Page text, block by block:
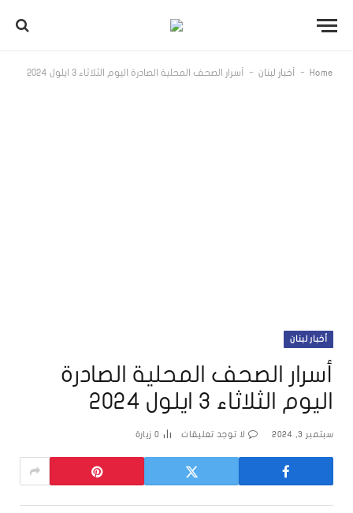
Home
- أخبار لبنان - أسرار الصحف المحلية الصادرة اليوم الثلاثاء 3 ايلول 2024
أخبار لبنان
أسرار الصحف المحلية الصادرة
اليوم الثلاثاء 3 ايلول 2024
سبتمبر 3, 2024 لا توجد تعليقات 0 زيارة